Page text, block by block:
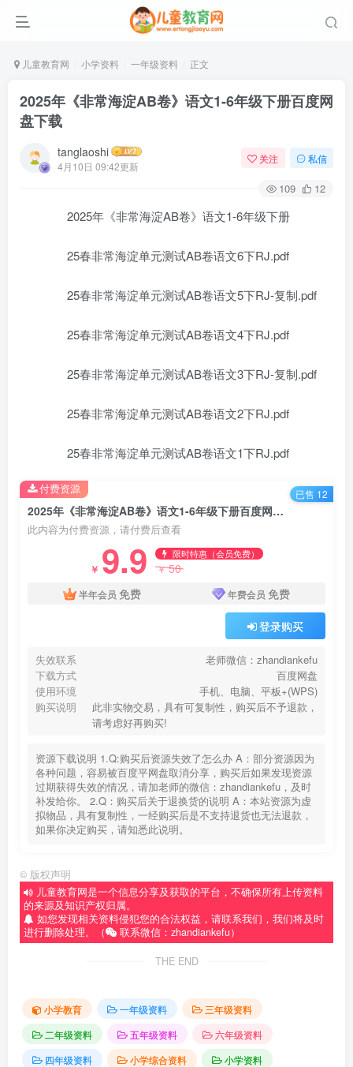
儿童教育网 小学资料 一年级资料 正文
2025年《非常海淀AB卷》语文1-6年级下册百度网
盘下载
tanglaoshi
4月10日 09:42更新
关注 私信
109 12
2025年《非常海淀AB卷》语文1-6年级下册
25春非常海淀单元测试AB卷语文6下RJ.pdf
25春非常海淀单元测试AB卷语文5下RJ-复制.pdf
25春非常海淀单元测试AB卷语文4下RJ.pdf
25春非常海淀单元测试AB卷语文3下RJ-复制.pdf
25春非常海淀单元测试AB卷语文2下RJ.pdf
25春非常海淀单元测试AB卷语文1下RJ.pdf
2025年《非常海淀AB卷》语文1-6年级下册百度网盘下载
此内容为付费资源，请付费后查看
￥ 9.9 限时特惠（会员免费）
￥50
半年会员 免费 年费会员 免费
登录购买
失效联系
老师微信：zhandiankefu
下载方式
百度网盘
使用环境
手机、电脑、平板+(WPS)
购买说明
此非实物交易，具有可复制性，购买后不予退款，
请考虑好再购买!
资源下载说明 1.Q:购买后资源失效了怎么办 A：部分资源因为
各种问题，容易被百度平网盘取消分享，购买后如果发现资源
过期获得失效的情况，请加老师的微信：zhandiankefu，及时
补发给你。 2.Q：购买后关于退换货的说明 A：本站资源为虚
拟物品，具有复制性，一经购买后是不支持退货也无法退款，
如果你决定购买，请知悉此说明。
付费资源 已售 12
© 版权声明
儿童教育网是一个信息分享及获取的平台，不确保所有上传资料
的来源及知识产权归属。
如您发现相关资料侵犯您的合法权益，请联系我们，我们将及时
进行删除处理。（
联系微信：zhandiankefu）
THE END
小学教育 一年级资料
三年级资料
二年级资料
五年级资料
六年级资料
四年级资料
小学综合资料
小学资料